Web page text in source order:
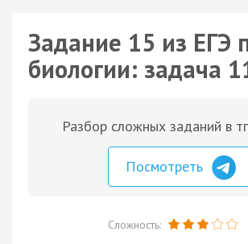
Задание 15 из ЕГЭ
биологии: задача
Разбор сложных заданий в
Посмотреть
Сложность: